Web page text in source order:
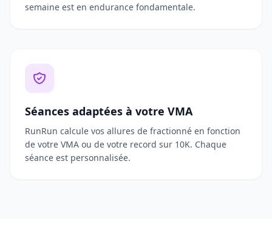
semaine est en endurance fondamentale.
Séances adaptées à votre VMA
RunRun calcule vos allures de fractionné en fonction
de votre VMA ou de votre record sur 10K. Chaque
séance est personnalisée.